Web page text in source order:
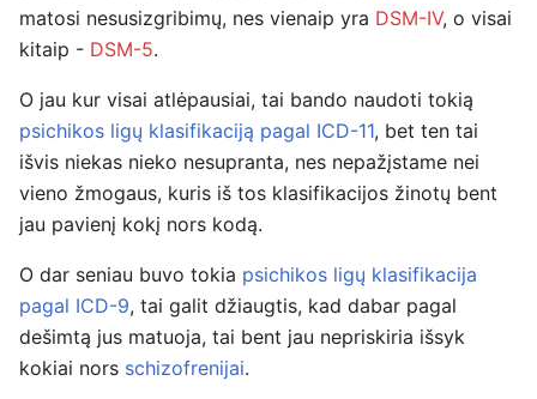
matosi nesusizgribimų, nes vienaip yra DSM-IV, o visai
kitaip - DSM-5.
O jau kur visai atlėpausiai, tai bando naudoti tokią
psichikos ligų klasifikaciją pagal ICD-11, bet ten tai
išvis niekas nieko nesupranta, nes nepažįstame nei
vieno žmogaus, kuris iš tos klasifikacijos žinotų bent
jau pavienį kokį nors kodą.
O dar seniau buvo tokia psichikos ligų klasifikacija
pagal ICD-9, tai galit džiaugtis, kad dabar pagal
dešimtą jus matuoja, tai bent jau nepriskiria išsyk
kokiai nors schizofrenijai.